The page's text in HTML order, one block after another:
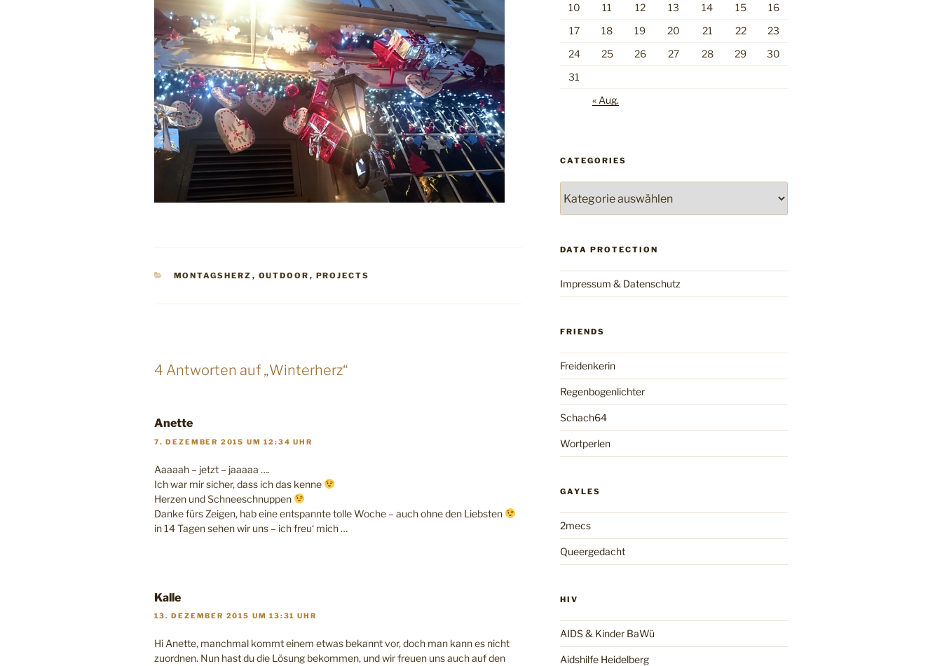
KATEGORIEN
MONTAGSHERZ , OUTDOOR , PROJECTS
4 Antworten auf „Winterherz“
Anette
7. DEZEMBER 2015 UM 12:34 UHR
Aaaaah – jetzt – jaaaaa ….
Ich war mir sicher, dass ich das kenne
Herzen und Schneeschnuppen
Danke fürs Zeigen, hab eine entspannte tolle Woche – auch ohne den Liebsten
in 14 Tagen sehen wir uns – ich freu‘ mich …
Kalle
13. DEZEMBER 2015 UM 13:31 UHR
Hi Anette, manchmal kommt einem etwas bekannt vor, doch man kann es nicht
zuordnen. Nun hast du die Lösung bekommen, und wir freuen uns auch auf den
10
11 12 13 14 15
16
17
18 19 20 21 22
23
24
25 26 27 28 29
30
31
« Aug.
CATEGORIES
DATA PROTECTION
Impressum & Datenschutz
FRIENDS
Freidenkerin
Regenbogenlichter
Schach64
Wortperlen
GAYLES
2mecs
Queergedacht
HIV
AIDS & Kinder BaWü
Aidshilfe Heidelberg